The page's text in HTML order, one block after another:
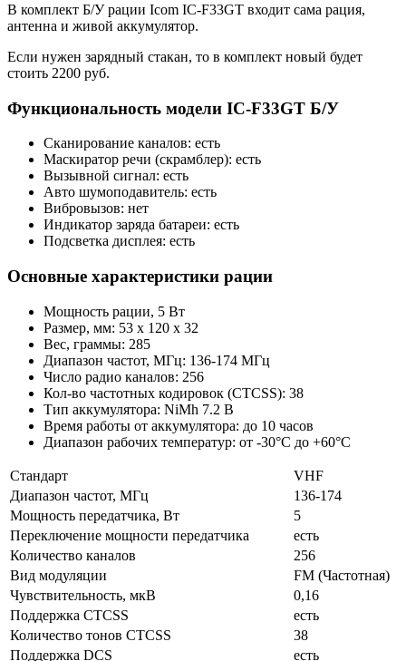
В комплект Б/У рации Icom IC-F33GT входит сама рация,
антенна и живой аккумулятор.
Если нужен зарядный стакан, то в комплект новый будет
стоить 2200 руб.
Функциональность модели IC-F33GT Б/У
Сканирование каналов: есть
Маскиратор речи (скрамблер): есть
Вызывной сигнал: есть
Авто шумоподавитель: есть
Вибровызов: нет
Индикатор заряда батареи: есть
Подсветка дисплея: есть
Основные характеристики рации
Мощность рации, 5 Вт
Размер, мм: 53 х 120 х 32
Вес, граммы: 285
Диапазон частот, МГц: 136-174 МГц
Число радио каналов: 256
Кол-во частотных кодировок (CTCSS): 38
Тип аккумулятора: NiMh 7.2 В
Время работы от аккумулятора: до 10 часов
Диапазон рабочих температур: от -30°С до +60°С
Стандарт
VHF
Диапазон частот, МГц
136-174
Мощность передатчика, Вт
5
Переключение мощности передатчика
есть
Количество каналов
256
Вид модуляции
FM (Частотная)
Чувствительность, мкВ
0,16
Поддержка CTCSS
есть
Количество тонов CTCSS
38
Поддержка DCS
есть